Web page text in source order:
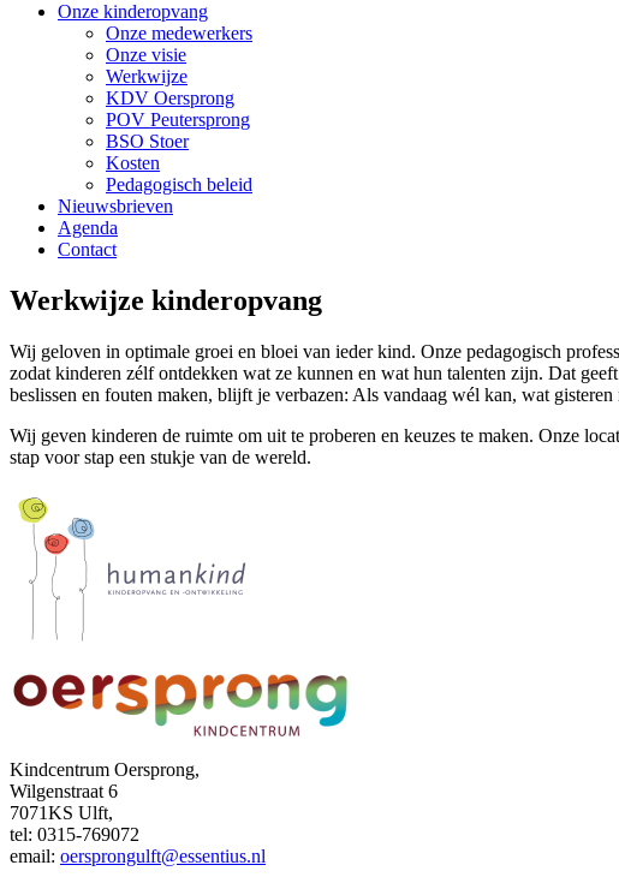
Onze kinderopvang
Onze medewerkers
Onze visie
Werkwijze
KDV Oersprong
POV Peutersprong
BSO Stoer
Kosten
Pedagogisch beleid
Nieuwsbrieven
Agenda
Contact
Werkwijze kinderopvang
Wij geloven in optimale groei en bloei van ieder kind. Onze pedagogisch
zodat kinderen zélf ontdekken wat ze kunnen en wat hun talenten zijn. Dat
beslissen en fouten maken, blijft je verbazen: Als vandaag wél kan, wat
Wij geven kinderen de ruimte om uit te proberen en keuzes te maken. Onze
stap voor stap een stukje van de wereld.
Kindcentrum Oersprong,
Wilgenstraat 6
7071KS Ulft,
tel: 0315-769072
email: oersprongulft@essentius.nl